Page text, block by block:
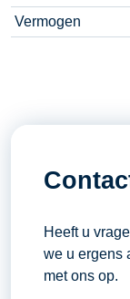
Vermogen
Heeft u
we u ergens
met ons op.